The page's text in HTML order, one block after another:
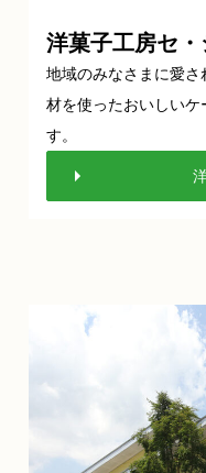
洋菓子工房セ・
地域のみなさまに愛
材を使ったおいしいケ
す。